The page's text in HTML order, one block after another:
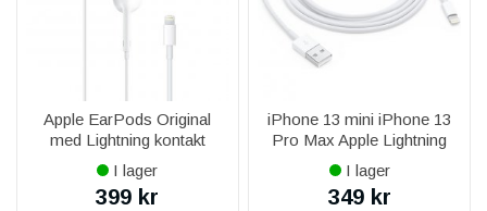
Apple EarPods Original
med Lightning kontakt
MMTN2ZM/A
I lager
399 kr
iPhone 13 mini iPhone 13
Pro Max Apple Lightning
USB-Kabel 1M Original
MXLY2ZM/A - Vit
I lager
349 kr